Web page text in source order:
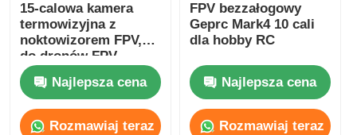
15-calowa kamera
termowizyjna z
noktowizorem FPV,
do dronów FPV,
ciężkich ładunków,
długiego czasu lotu,
dla hobbystów RC
FPV
Najlepsza cena
Rozmawiaj teraz
FPV bezzałogowy
Geprc Mark4 10 cali
dla hobby RC
Najlepsza cena
Rozmawiaj teraz